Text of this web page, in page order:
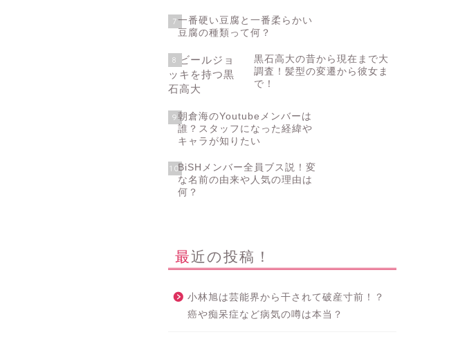
7一番硬い豆腐と一番柔らかい
豆腐の種類って何？
8
黒石高大の昔から現在まで大
調査！髪型の変遷から彼女ま
で！
9朝倉海のYoutubeメンバーは
誰？スタッフになった経緯や
キャラが知りたい
10BiSHメンバー全員ブス説！変
な名前の由来や人気の理由は
何？
最近の投稿！
小林旭は芸能界から干されて破産寸前！？
癌や痴呆症など病気の噂は本当？